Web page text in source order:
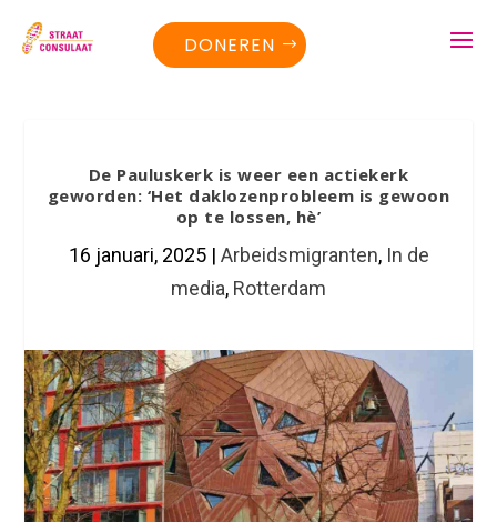
DONEREN
De Pauluskerk is weer een actiekerk
geworden: ‘Het daklozenprobleem is gewoon
op te lossen, hè’
16 januari, 2025| Arbeidsmigranten, In de
media, Rotterdam